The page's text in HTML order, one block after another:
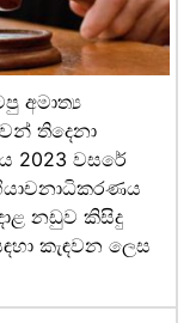
අමාත්‍ය
තිදෙනා
2023 වසරේ
නඩුව කිසිදු
කැඳවන ලෙස